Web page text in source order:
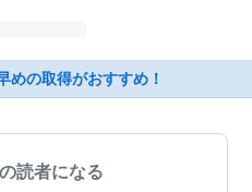
めの取得がおすすめ！
読者になる